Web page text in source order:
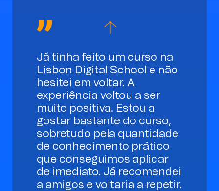
Já tinha feito um curso na
Lisbon Digital School e não
hesitei em voltar. A
experiência voltou a ser
muito positiva. Estou a
gostar bastante do curso,
sobretudo pela quantidade
de conhecimento prático
que conseguimos aplicar
de imediato. Já recomendei
a amigos e voltaria a repetir.